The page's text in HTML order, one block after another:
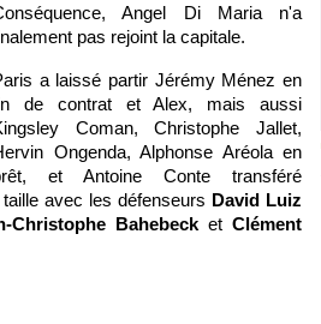
Angel Di Maria n'a
pas rejoint la capitale.
a laissé partir Jérémy Ménez en
de contrat et Alex, mais aussi
Coman, Christophe Jallet,
Ongenda, Alphonse Aréola en
et Antoine Conte transféré
avec les défenseurs David Luiz
Christophe BahebecketClément